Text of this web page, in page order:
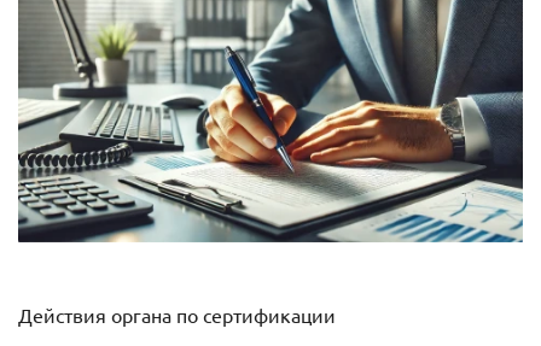
Действия органа по сертификации